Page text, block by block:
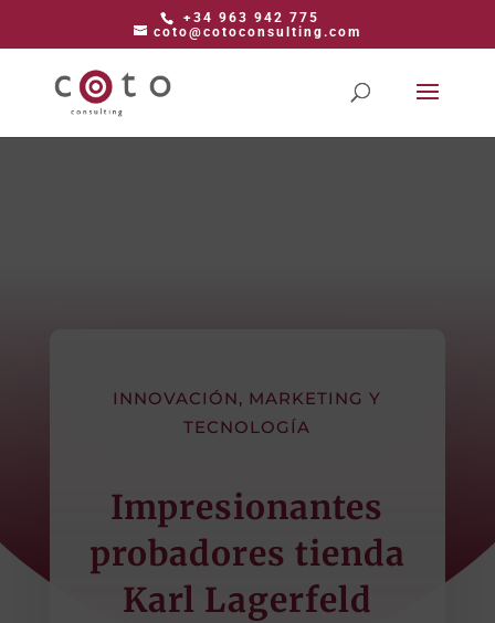
+34 963 942 775
coto@cotoconsulting.com
INNOVACIÓN, MARKETING Y
TECNOLOGÍA
Impresionantes
probadores tienda
Karl Lagerfeld